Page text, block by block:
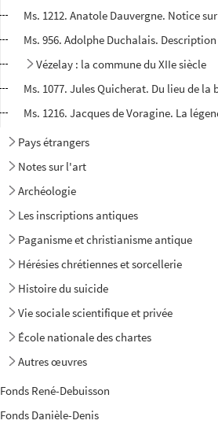
Ms. 1212. Anatole Dauvergne. Notice
Ms. 956. Adolphe Duchalais.
Vézelay : la commune du XIIe siècle
Ms. 1077. Jules Quicherat. Du lieu de
Ms. 1216. Jacques de Voragine. La
Pays étrangers
Notes sur l'art
Archéologie
Les inscriptions antiques
Paganisme et christianisme antique
Hérésies chrétiennes et sorcellerie
Histoire du suicide
Vie sociale scientifique et privée
École nationale des chartes
Autres œuvres
Fonds René-Debuisson
Fonds Danièle-Denis